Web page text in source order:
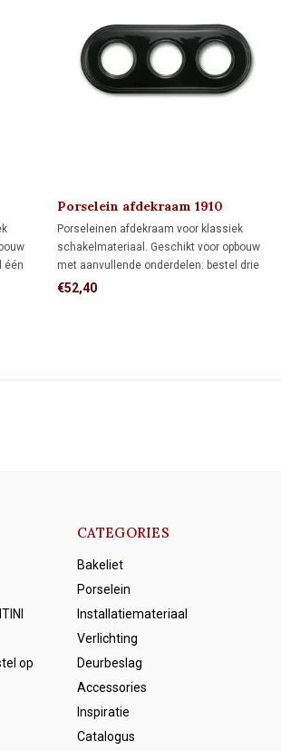
één
of
Porselein afdekraam 1910
Porseleinen afdekraam voor klassiek
schakelmateriaal. Geschikt voor opbouw
met aanvullende onderdelen: bestel drie
montageringen voor directe wandmontage
€52,40
op
CATEGORIES
Bakeliet
Porselein
Installatiemateriaal
Verlichting
Deurbeslag
Accessories
Inspiratie
Catalogus